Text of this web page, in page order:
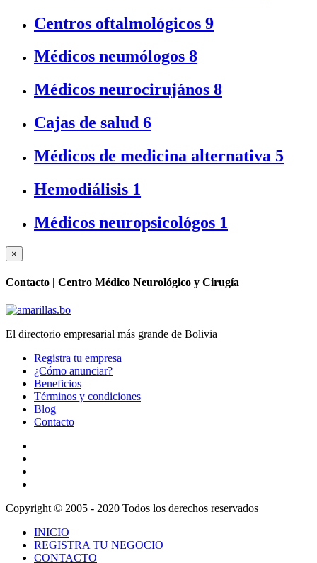
Centros oftalmológicos 9
Médicos neumólogos 8
Médicos neurocirujános 8
Cajas de salud 6
Médicos de medicina alternativa 5
Hemodiálisis 1
Médicos neuropsicológos 1
×
Contacto | Centro Médico Neurológico y Cirugía
El directorio empresarial más grande de Bolivia
Registra tu empresa
¿Cómo anunciar?
Beneficios
Términos y condiciones
Blog
Contacto
Copyright © 2005 - 2020 Todos los derechos reservados
INICIO
REGISTRA TU NEGOCIO
CONTACTO